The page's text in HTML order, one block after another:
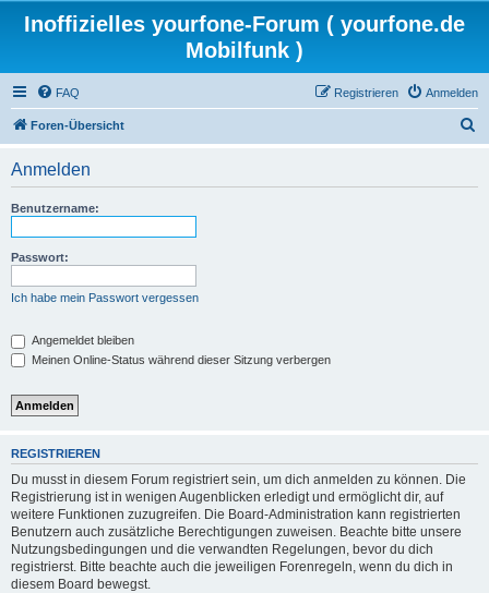
Inoffizielles yourfone-Forum ( yourfone.de
Mobilfunk )
FAQ Anmelden
Registrieren
Foren-Übersicht
Anmelden
Benutzername:
Passwort:
Ich habe mein Passwort vergessen
Angemeldet bleiben
Meinen Online-Status während dieser Sitzung verbergen
REGISTRIEREN
Du musst in diesem Forum registriert sein, um dich anmelden zu können. Die
Registrierung ist in wenigen Augenblicken erledigt und ermöglicht dir, auf
weitere Funktionen zuzugreifen. Die Board-Administration kann registrierten
Benutzern auch zusätzliche Berechtigungen zuweisen. Beachte bitte unsere
Nutzungsbedingungen und die verwandten Regelungen, bevor du dich
registrierst. Bitte beachte auch die jeweiligen Forenregeln, wenn du dich in
diesem Board bewegst.